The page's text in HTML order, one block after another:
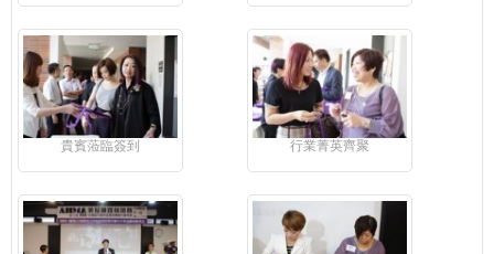
貴賓蒞臨簽到 行業菁英齊聚